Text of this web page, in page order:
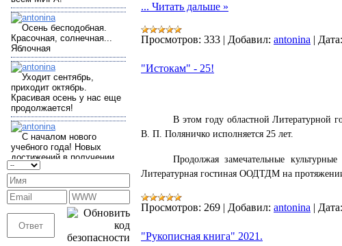
... Читать дальше »
Просмотров: 333 | Добавил: antonina | Дата:
"Истокам" - 25!
В этом году областной Литературной
В. П. Поляничко исполняется 25 лет.
Продолжая замечательные
Литературная гостиная ООДТДМ на протяжении
Просмотров: 269 | Добавил: antonina | Дата:
"Рукописная книга" 2021.